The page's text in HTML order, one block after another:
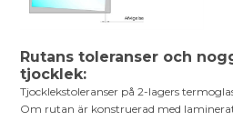
Rutans toleranser och
tjocklek:
Tjocklekstoleranser på 2-lagers
Om rutan är konstruerad med